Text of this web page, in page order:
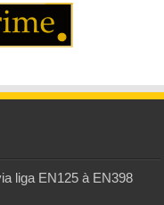
liga EN125 à EN398